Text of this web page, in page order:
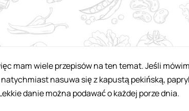
mam wiele przepisów na ten temat. Jeśli
nasuwa się z kapustą pekińską,
danie można podawać o każdej porze dnia.